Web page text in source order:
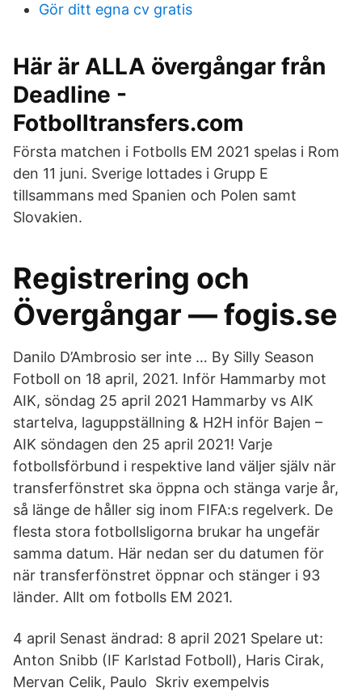
Gör ditt egna cv gratis
Här är ALLA övergångar från
Deadline -
Fotbolltransfers.com
Första matchen i Fotbolls EM 2021 spelas i Rom
den 11 juni. Sverige lottades i Grupp E
tillsammans med Spanien och Polen samt
Slovakien.
Registrering och
Övergångar — fogis.se
Danilo D’Ambrosio ser inte … By Silly Season
Fotboll on 18 april, 2021. Inför Hammarby mot
AIK, söndag 25 april 2021 Hammarby vs AIK
startelva, laguppställning & H2H inför Bajen –
AIK söndagen den 25 april 2021! Varje
fotbollsförbund i respektive land väljer själv när
transferfönstret ska öppna och stänga varje år,
så länge de håller sig inom FIFA:s regelverk. De
flesta stora fotbollsligorna brukar ha ungefär
samma datum. Här nedan ser du datumen för
när transferfönstret öppnar och stänger i 93
länder. Allt om fotbolls EM 2021.
4 april Senast ändrad: 8 april 2021 Spelare ut:
Anton Snibb (IF Karlstad Fotboll), Haris Cirak,
Mervan Celik, Paulo Skriv exempelvis